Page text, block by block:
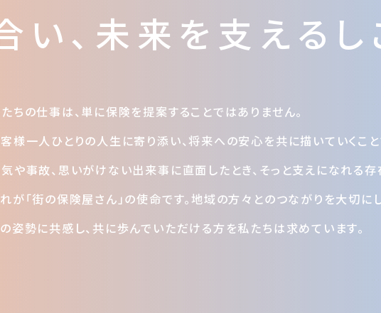
、 未来を支えるし
ちの仕事は、単に保険を提案することではありません。
様一人ひとりの人生に寄り添い、将来への安心を共に描いていくこと
や事故、思いがけない出来事に直面したとき、そっと支えになれる存
が「街の保険屋さん」の使命です。地域の方々とのつながりを大切に
姿勢に共感し、共に歩んでいただける方を私たちは求めています。